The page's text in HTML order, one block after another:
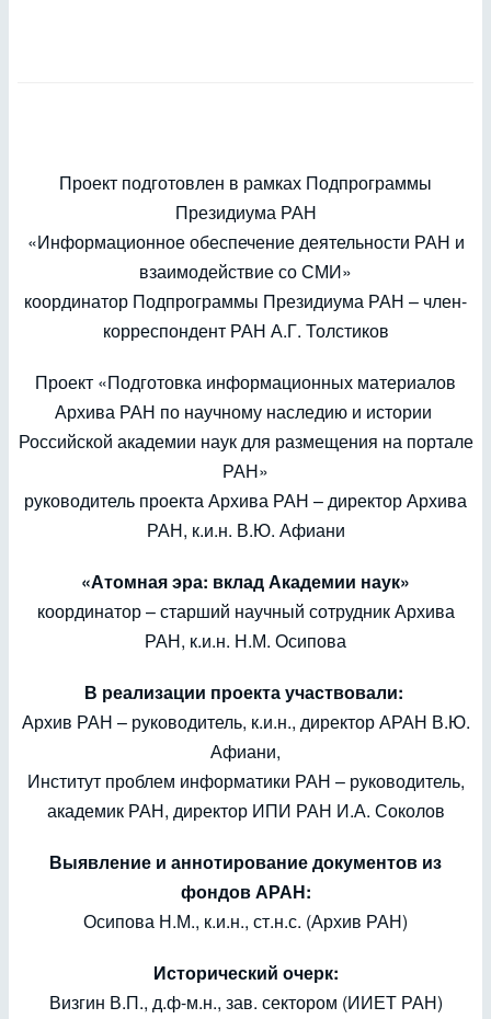
Проект подготовлен в рамках Подпрограммы
Президиума РАН
«Информационное обеспечение деятельности РАН и
взаимодействие со СМИ»
координатор Подпрограммы Президиума РАН – член-
корреспондент РАН А.Г. Толстиков
Проект «Подготовка информационных материалов
Архива РАН по научному наследию и истории
Российской академии наук для размещения на портале
РАН»
руководитель проекта Архива РАН – директор Архива
РАН, к.и.н. В.Ю. Афиани
«Атомная эра: вклад Академии наук»
координатор – старший научный сотрудник Архива
РАН, к.и.н. Н.М. Осипова
В реализации проекта участвовали:
Архив РАН – руководитель, к.и.н., директор АРАН В.Ю.
Афиани,
Институт проблем информатики РАН – руководитель,
академик РАН, директор ИПИ РАН И.А. Соколов
Выявление и аннотирование документов из
фондов АРАН:
Осипова Н.М., к.и.н., ст.н.с. (Архив РАН)
Исторический очерк:
Визгин В.П., д.ф-м.н., зав. сектором (ИИЕТ РАН)